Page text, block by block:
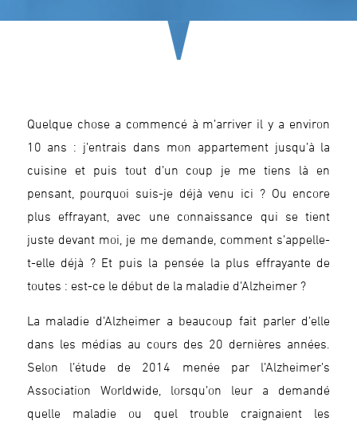
Quelque chose a commencé à m’arriver il y a environ
10 ans : j’entrais dans mon appartement jusqu’à la
cuisine et puis tout d’un coup je me tiens là en
pensant, pourquoi suis-je déjà venu ici ? Ou encore
plus effrayant, avec une connaissance qui se tient
juste devant moi, je me demande, comment s’appelle-
t-elle déjà ? Et puis la pensée la plus effrayante de
toutes : est-ce le début de la maladie d’Alzheimer ?
La maladie d’Alzheimer a beaucoup fait parler d’elle
dans les médias au cours des 20 dernières années.
Selon l’étude de 2014 menée par l’Alzheimer’s
Association Worldwide, lorsqu’on leur a demandé
quelle maladie ou quel trouble craignaient les